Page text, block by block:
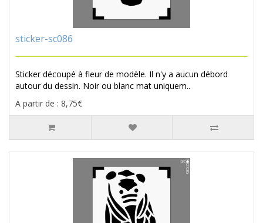
sticker-sc086
Sticker découpé à fleur de modèle. Il n'y a aucun débord
autour du dessin. Noir ou blanc mat uniquem..
A partir de : 8,75€